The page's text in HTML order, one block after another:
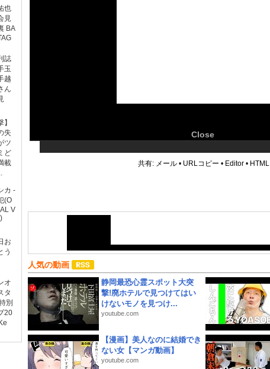
也
見
BA
誌
玉
越
ん
】
失
ツ
ど
載
カ -
(O
V
お
う
オ
タ
別
20
Close
共有: メール • URLコピー • Editor • HTML
人気の動画
静岡最恐心霊スポット大突
撃!廃ホテルで見つけてはい
けないモノを見つけ...
youtube.com
【漫画】美人なのに結婚でき
ない女【マンガ動画】
youtube.com